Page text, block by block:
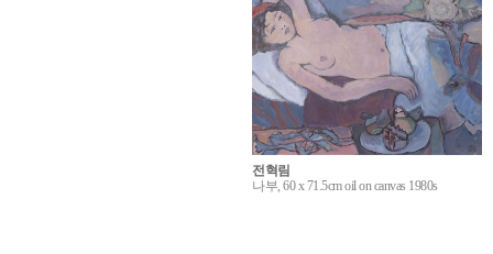
전혁림
나부, 60 x 71.5cm oil on canvas 1980s